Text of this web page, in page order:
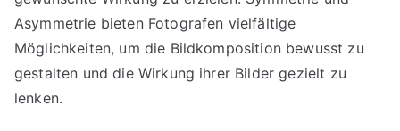
Asymmetrie bieten Fotografen vielfältige
Möglichkeiten, um die Bildkomposition bewusst zu
gestalten und die Wirkung ihrer Bilder gezielt zu
lenken.